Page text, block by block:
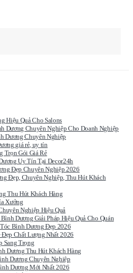
Hiệu Quả Cho Salons
Dương Chuyên Nghiệp Cho Doanh Nghiệp
Dương Chuyên Nghiệp
giá rẻ, uy tín
Trọn Gói Giá Rẻ
Uy Tín Tại Decor24h
Đẹp Chuyên Nghiệp 2026
Đẹp, Chuyên Nghiệp, Thu Hút Khách
Thu Hút Khách Hàng
Xưởng
Nghiệp Hiệu Quả
Dương Giải Pháp Hiệu Quả Cho Quán
Bình Dương Đẹp 2026
Chất Lượng Nhất 2026
Sang Trọng
Dương Thu Hút Khách Hàng
Dương Chuyên Nghiệp
Dương Mới Nhất 2026